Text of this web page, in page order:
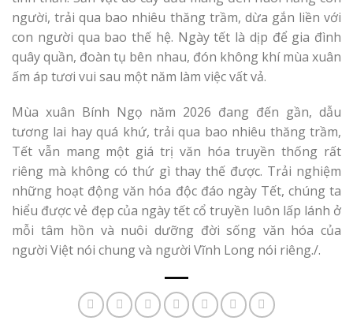
người, trải qua bao nhiêu thăng trầm, dừa gắn liền với
con người qua bao thế hệ. Ngày tết là dịp để gia đình
quây quần, đoàn tụ bên nhau, đón không khí mùa xuân
ấm áp tươi vui sau một năm làm việc vất vả.
Mùa xuân Bính Ngọ năm 2026 đang đến gần, dẫu
tương lai hay quá khứ, trải qua bao nhiêu thăng trầm,
Tết vẫn mang một giá trị văn hóa truyền thống rất
riêng mà không có thứ gì thay thế được. Trải nghiệm
những hoạt động văn hóa độc đáo ngày Tết, chúng ta
hiểu được vẻ đẹp của ngày tết cổ truyền luôn lấp lánh ở
mỗi tâm hồn và nuôi dưỡng đời sống văn hóa của
người Việt nói chung và người Vĩnh Long nói riêng./.